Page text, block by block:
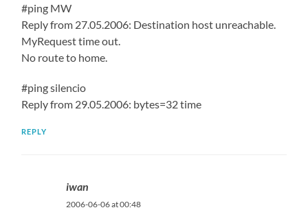
#ping MW
Reply from 27.05.2006: Destination host unreachable.
MyRequest time out.
No route to home.
#ping silencio
Reply from 29.05.2006: bytes=32 time
REPLY
iwan
2006-06-06 at 00:48